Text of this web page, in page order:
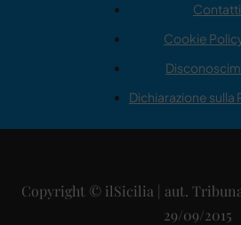
Contatti
Cookie
Dichiarazione sulla
Copyright © ilSicilia | aut.
29/09/2015